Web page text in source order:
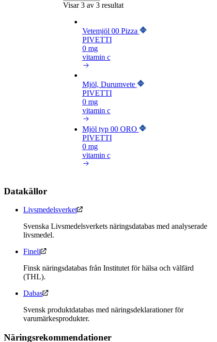
Visar3av 3 resultat
Vetemjöl 00 Pizza
PIVETTI
0 mg
vitamin c
Mjöl, Durumvete
PIVETTI
0 mg
vitamin c
Mjöl typ 00 ORO
PIVETTI
0 mg
vitamin c
Datakällor
Livsmedelsverket
Svenska Livsmedelsverkets näringsdatabas med analyserade
livsmedel.
Fineli
Finsk näringsdatabas från Institutet för hälsa och välfärd
(THL).
Dabas
Svensk produktdatabas med näringsdeklarationer för
varumärkesprodukter.
Näringsrekommendationer